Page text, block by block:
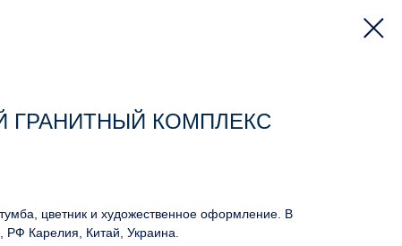
КОМПЛЕКС
цветник и художественное оформление. В
РФ Карелия, Китай, Украина.